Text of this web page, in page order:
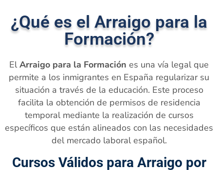
¿Qué es el Arraigo para la
Formación?
ElArraigo para la Formación es una vía legal que
permite a los inmigrantes en España regularizar su
situación a través de la educación. Este proceso
facilita la obtención de permisos de residencia
temporal mediante la realización de cursos
específicos que están alineados con las necesidades
del mercado laboral español.
Cursos Válidos para Arraigo por